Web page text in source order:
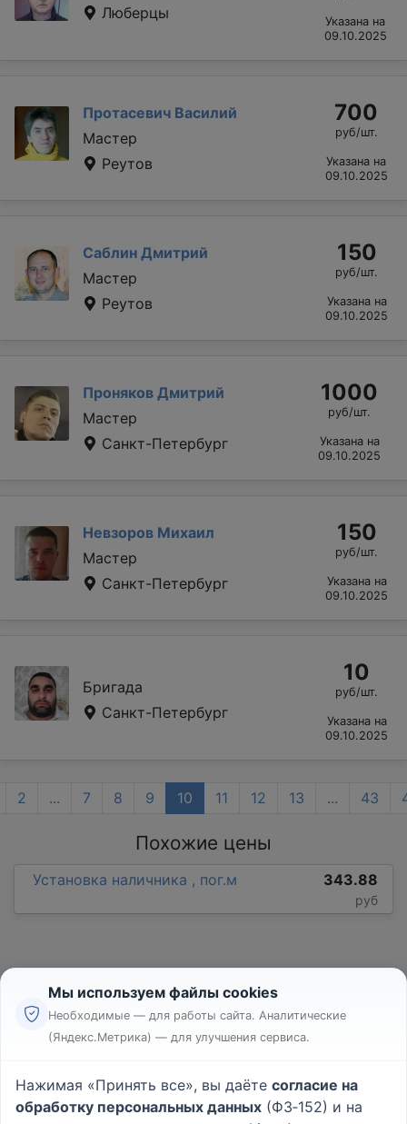
Люберцы
Указана на
09.10.2025
Протасевич Василий
Мастер
Реутов
700
руб/шт.
Указана на
09.10.2025
Саблин Дмитрий
Мастер
Реутов
150
руб/шт.
Указана на
09.10.2025
Проняков Дмитрий
Мастер
Санкт-Петербург
1000
руб/шт.
Указана на
09.10.2025
Невзоров Михаил
Мастер
Санкт-Петербург
150
руб/шт.
Указана на
09.10.2025
Бригада
Санкт-Петербург
10
руб/шт.
Указана на
09.10.2025
2 ... 7 8 9 10 11 12 13 ... 43
Похожие цены
Установка наличника , пог.м 343.88
руб
Реклама
Пользовательское соглашение
Политика конфиденциальности
Мы используем файлы cookies
Необходимые — для работы сайта. Аналитические
(Яндекс.Метрика) — для улучшения сервиса.
Нажимая «Принять все», вы даёте согласие на
обработку персональных данных (ФЗ‑152) и на